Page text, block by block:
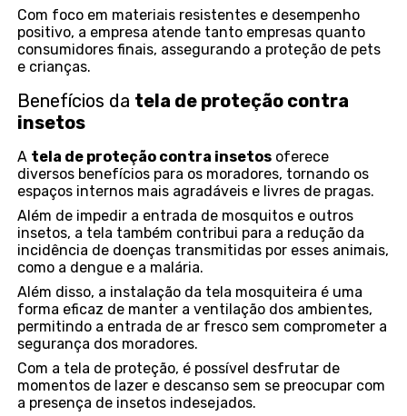
Com foco em materiais resistentes e desempenho
positivo, a empresa atende tanto empresas quanto
consumidores finais, assegurando a proteção de pets
e crianças.
Benefícios da tela de proteção contra
insetos
A tela de proteção contra insetos oferece
diversos benefícios para os moradores, tornando os
espaços internos mais agradáveis e livres de pragas.
Além de impedir a entrada de mosquitos e outros
insetos, a tela também contribui para a redução da
incidência de doenças transmitidas por esses animais,
como a dengue e a malária.
Além disso, a instalação da tela mosquiteira é uma
forma eficaz de manter a ventilação dos ambientes,
permitindo a entrada de ar fresco sem comprometer a
segurança dos moradores.
Com a tela de proteção, é possível desfrutar de
momentos de lazer e descanso sem se preocupar com
a presença de insetos indesejados.